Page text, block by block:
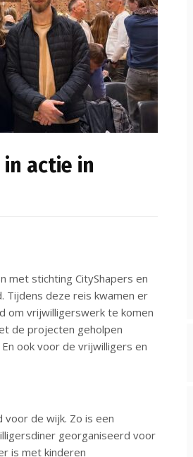
actie in
met stichting CityShapers en
Tijdens deze reis kwamen er
om vrijwilligerswerk te komen
de projecten geholpen
ook voor de vrijwilligers en
de wijk. Zo is een
georganiseerd voor
is met kinderen